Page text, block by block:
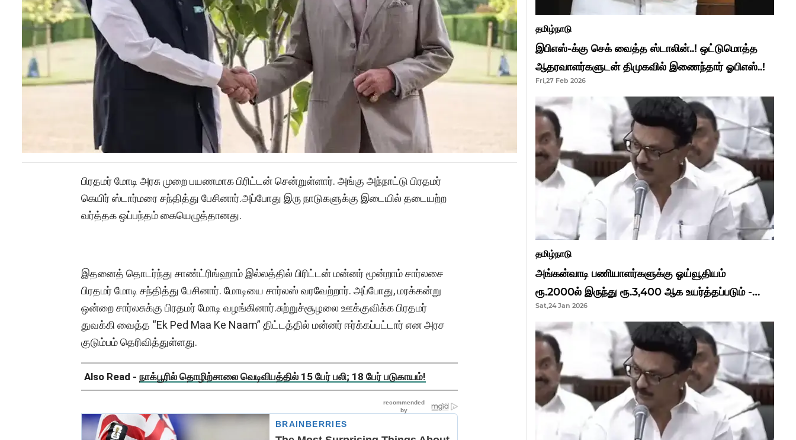
பிரதமர் மோடி அரசு முறை பயணமாக பிரிட்டன் சென்றுள்ளார். அங்கு அந்நாட்டு பிரதமர்
கெயிர் ஸ்டார்மரை சந்தித்து பேசினார்.அப்போது இரு நாடுகளுக்கு இடையில் தடையற்ற
வர்த்தக ஒப்பந்தம் கையெழுத்தானது.
இதனைத் தொடர்ந்து சாண்ட்ரிங்ஹாம் இல்லத்தில் பிரிட்டன் மன்னர் மூன்றாம் சார்லசை
பிரதமர் மோடி சந்தித்து பேசினார். மோடியை சார்லஸ் வரவேற்றார். அப்போது, மரக்கன்று
ஒன்றை சார்லசுக்கு பிரதமர் மோடி வழங்கினார்.சுற்றுச்சூழலை ஊக்குவிக்க பிரதமர்
துவக்கி வைத்த “Ek Ped Maa Ke Naam” திட்டத்தில் மன்னர் ஈர்க்கப்பட்டார் என அரச
குடும்பம் தெரிவித்துள்ளது.
Also Read - நாக்பூரில் தொழிற்சாலை வெடிவிபத்தில் 15 பேர் பலி; 18 பேர் படுகாயம்!
தமிழ்நாடு
இபிஎஸ்-க்கு செக் வைத்த ஸ்டாலின்..! ஒட்டுமொத்த
ஆதரவாளர்களுடன் திமுகவில் இணைந்தார் ஓபிஎஸ்..!
Fri,27 Feb 2026
தமிழ்நாடு
அங்கன்வாடி பணியாளர்களுக்கு ஓய்வூதியம்
ரூ.2000ல் இருந்து ரூ.3,400 ஆக உயர்த்தப்படும் -
முதல்வர் மு.க.ஸ்டாலின்..!
Sat,24 Jan 2026